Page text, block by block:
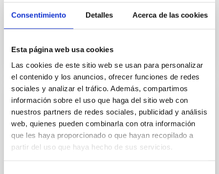
Consentimiento Detalles Acerca de las cookies
Esta página web usa cookies
Las cookies de este sitio web se usan para personalizar
el contenido y los anuncios, ofrecer funciones de redes
sociales y analizar el tráfico. Además, compartimos
información sobre el uso que haga del sitio web con
nuestros partners de redes sociales, publicidad y análisis
web, quienes pueden combinarla con otra información
que les haya proporcionado o que hayan recopilado a
partir del uso que haya hecho de sus servicios.
sobre...
EVENTO
CHARLA: “Formación y evolución de las
grandes estructuras de nuestro Universo:
los cúmulos de galaxias”.
Cuando observamos el Universo a muy gran escala,